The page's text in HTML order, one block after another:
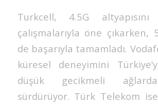
Turkcell, 4.5G altyapısını
çalışmalarıyla öne
de başarıyla tamamladı.
küresel deneyimini
düşük gecikmeli
sürdürüyor. Türk Telekom